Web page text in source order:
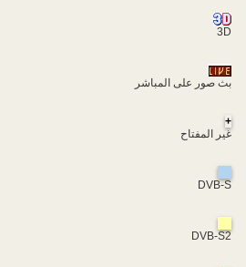
3D
بث صور على المباشر
+
غير المفتاح
DVB-S
DVB-S2